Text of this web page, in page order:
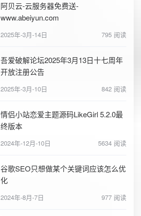
阿贝云-云服务器免费送-
www.abeiyun.com
2025年-3月-14日 795 阅读
吾爱破解论坛2025年3月13日十七周年
开放注册公告
2025年-3月-10日 842 阅读
情侣小站恋爱主题源码LikeGirl 5.2.0最
终版本
2024年-12月-10日 5634 阅读
谷歌SEO只想做某个关键词应该怎么优
化
2024年-8月-7日 977 阅读